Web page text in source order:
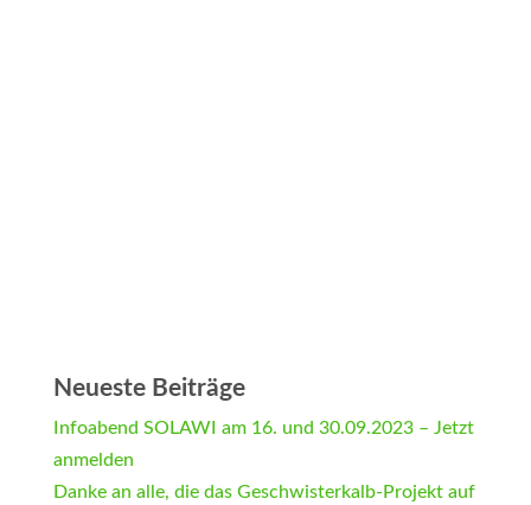
Neueste Beiträge
Infoabend SOLAWI am 16. und 30.09.2023 – Jetzt
anmelden
Danke an alle, die das Geschwisterkalb-Projekt auf